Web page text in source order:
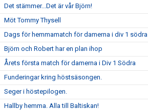
Det stämmer...Det är vår Björn!
Möt Tommy Thysell
Dags för hemmamatch för damerna i div 1 södra
Björn och Robert har en plan ihop
Årets första match för damerna i Div 1 Södra
Funderingar kring höstsäsongen.
Seger i höstepilogen.
Hallby hemma. Alla till Baltiskan!